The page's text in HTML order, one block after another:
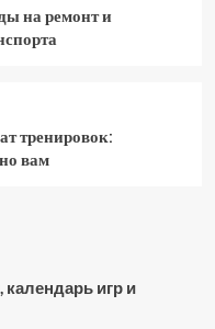
на ремонт и
тренировок:
вам
игр и